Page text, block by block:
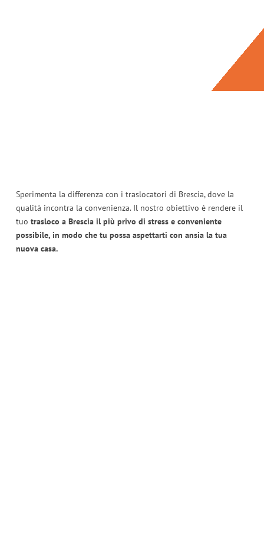
Sperimenta la differenza con i traslocatori di Brescia, dove la
qualità incontra la convenienza. Il nostro obiettivo è rendere il
tuo trasloco a Brescia il più privo di stress e conveniente
possibile, in modo che tu possa aspettarti con ansia la tua
nuova casa.